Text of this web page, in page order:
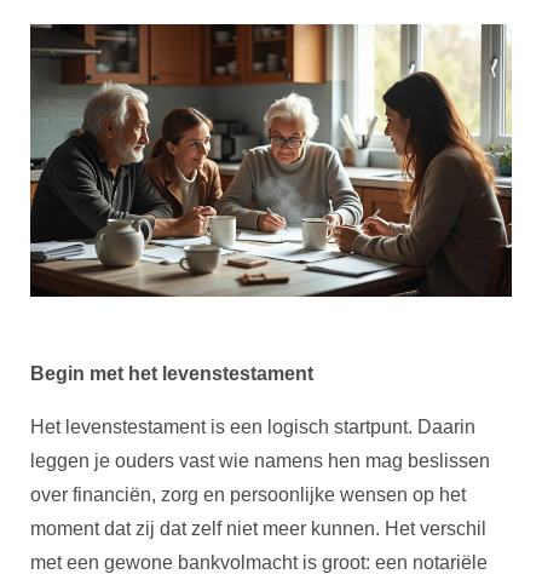
Begin met het levenstestament
Het levenstestament is een logisch startpunt. Daarin
leggen je ouders vast wie namens hen mag beslissen
over financiën, zorg en persoonlijke wensen op het
moment dat zij dat zelf niet meer kunnen. Het verschil
met een gewone bankvolmacht is groot: een notariële